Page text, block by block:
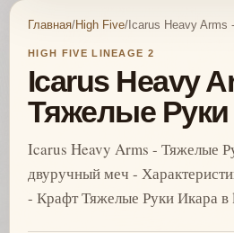
Главная/High Five/Icarus Heavy Arms
HIGH FIVE LINEAGE 2
Icarus Heavy
Тяжелые Руки
Icarus Heavy Arms - Тяжелые
двуручный меч -
- Крафт Тяжелые Руки Икара